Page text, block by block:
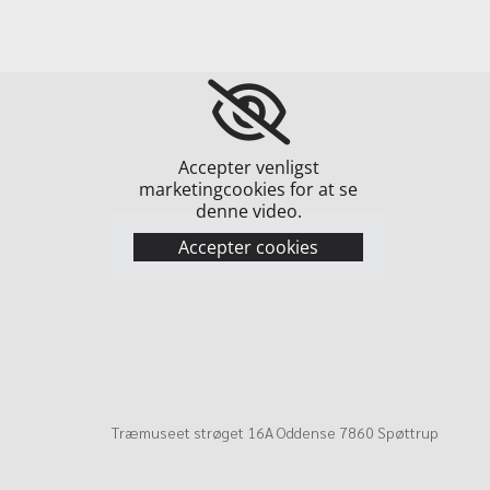
Accepter venligst
marketingcookies for at se
denne video.
Accepter cookies
Træmuseet strøget 16A Oddense 7860 Spøttrup